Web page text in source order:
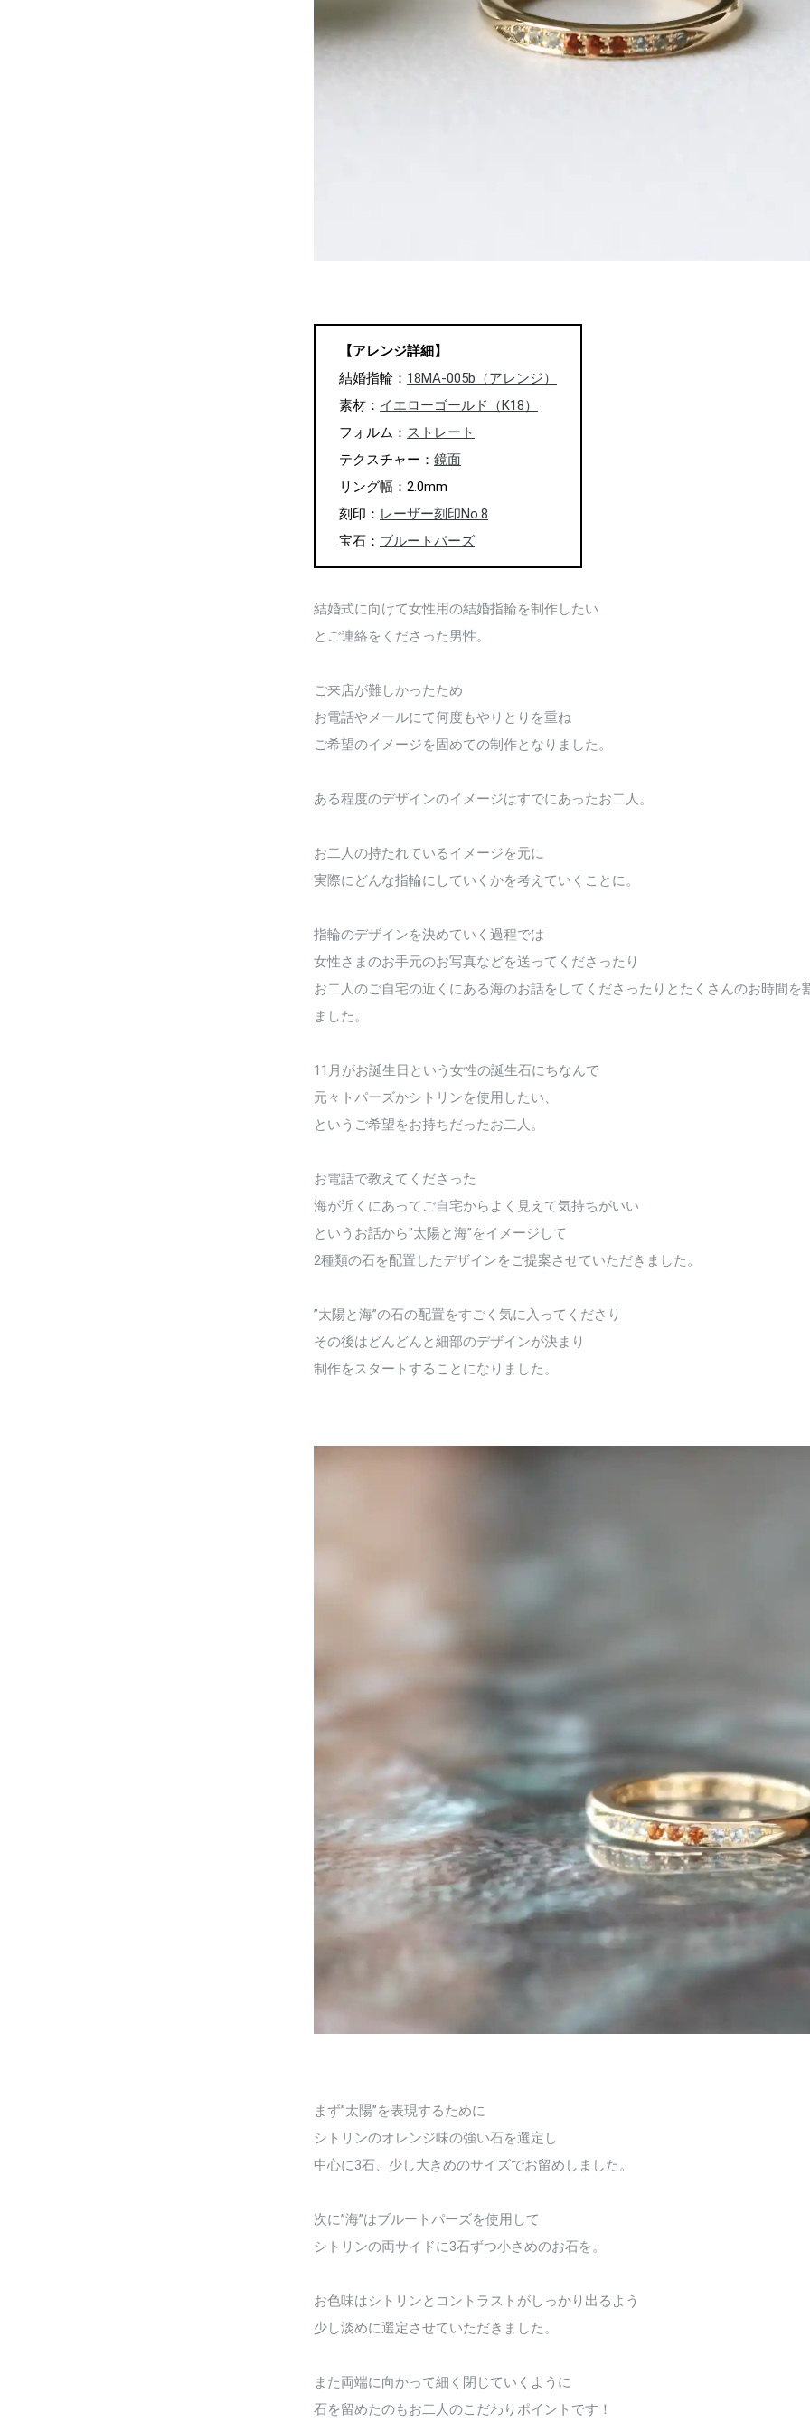
【アレンジ詳細】
結婚指輪： 18MA-005b（アレンジ）
素材： イエローゴールド（K18）
フォルム： ストレート
テクスチャー： 鏡面
リング幅：2.0mm
刻印： レーザー刻印No.8
宝石： ブルートパーズ
結婚式に向けて女性用の結婚指輪を制作したい
とご連絡をくださった男性。
ご来店が難しかったため
お電話やメールにて何度もやりとりを重ね
ご希望のイメージを固めての制作となりました。
ある程度のデザインのイメージはすでにあったお二人。
お二人の持たれているイメージを元に
実際にどんな指輪にしていくかを考えていくことに。
指輪のデザインを決めていく過程では
女性さまのお手元のお写真などを送ってくださったり
お二人のご自宅の近くにある海のお話をしてくださったりとたくさんのお時間を
ました。
11月がお誕生日という女性の誕生石にちなんで
元々トパーズかシトリンを使用したい、
というご希望をお持ちだったお二人。
お電話で教えてくださった
海が近くにあってご自宅からよく見えて気持ちがいい
というお話から”太陽と海”をイメージして
2種類の石を配置したデザインをご提案させていただきました。
”太陽と海”の石の配置をすごく気に入ってくださり
その後はどんどんと細部のデザインが決まり
制作をスタートすることになりました。
まず”太陽”を表現するために
シトリンのオレンジ味の強い石を選定し
中心に3石、少し大きめのサイズでお留めしました。
次に”海”はブルートパーズを使用して
シトリンの両サイドに3石ずつ小さめのお石を。
お色味はシトリンとコントラストがしっかり出るよう
少し淡めに選定させていただきました。
また両端に向かって細く閉じていくように
石を留めたのもお二人のこだわりポイントです！